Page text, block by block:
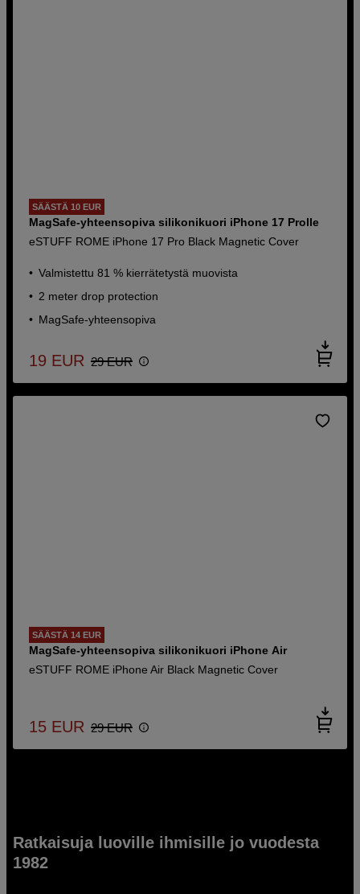
SÄÄSTÄ 10 EUR
MagSafe-yhteensopiva silikonikuori iPhone 17 Prolle
eSTUFF ROME iPhone 17 Pro Black Magnetic Cover
Valmistettu 81 % kierrätetystä muovista
2 meter drop protection
MagSafe-yhteensopiva
19 EUR 29 EUR
SÄÄSTÄ 14 EUR
MagSafe-yhteensopiva silikonikuori iPhone Air
eSTUFF ROME iPhone Air Black Magnetic Cover
15 EUR 29 EUR
Ratkaisuja luoville ihmisille jo vuodesta
1982